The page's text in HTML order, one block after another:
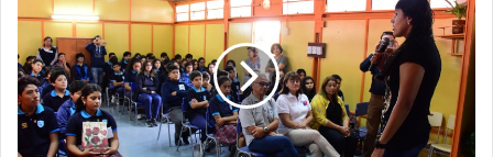
l
A
l
t
p
e
o
n
a